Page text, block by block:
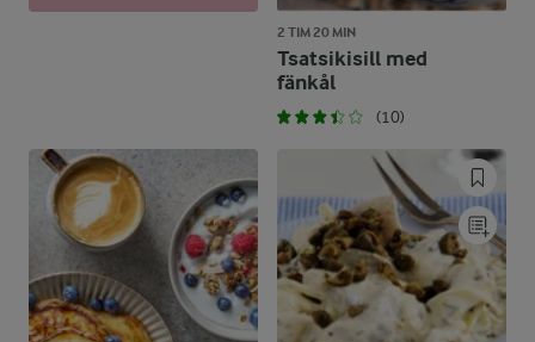
2 TIM 20 MIN
Tsatsikisill med
fänkål
(10)